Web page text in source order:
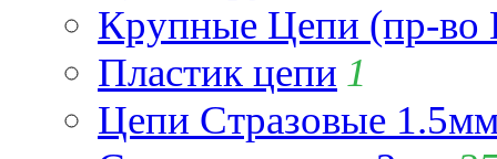
Крупные Цепи (пр-во
Пластик цепи 1
Цепи Стразовые